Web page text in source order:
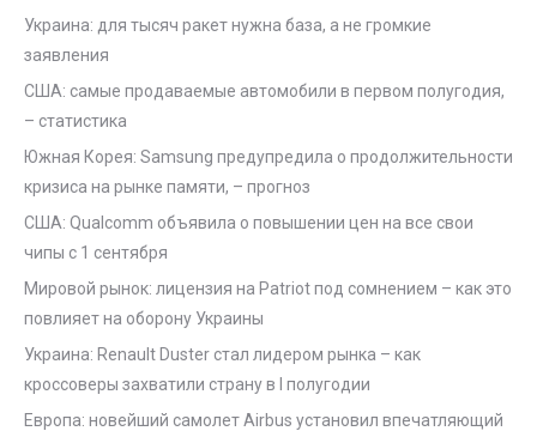
Украина: для тысяч ракет нужна база, а не громкие
заявления
США: самые продаваемые автомобили в первом полугодия,
– статистика
Южная Корея: Samsung предупредила о продолжительности
кризиса на рынке памяти, – прогноз
США: Qualcomm объявила о повышении цен на все свои
чипы с 1 сентября
Мировой рынок: лицензия на Patriot под сомнением – как это
повлияет на оборону Украины
Украина: Renault Duster стал лидером рынка – как
кроссоверы захватили страну в I полугодии
Европа: новейший самолет Airbus установил впечатляющий